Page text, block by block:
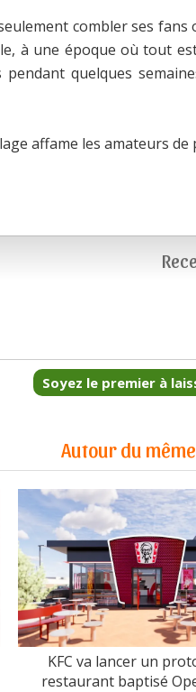
combler ses fans
à une époque où tout
quelques
affame les amateurs
Soyez le premier à
Autour du
KFC va lancer un
restaurant baptisé